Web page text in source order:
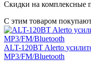
Скидки на комплексные
С этим товаром
ALT-120BTAlerto
MP3/FM/Bluetooth